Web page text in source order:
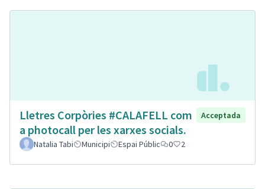
Lletres Corpòries #CALAFELL com
a photocall per les xarxes socials.
Acceptada
Natalia Tabi Municipi Espai Públic 0 2